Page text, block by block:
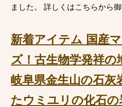
ました。 詳しくはこちらから御
新着アイテム 国産
ズ！古生物学発祥の
岐阜県金生山の石灰
たウミユリの化石の